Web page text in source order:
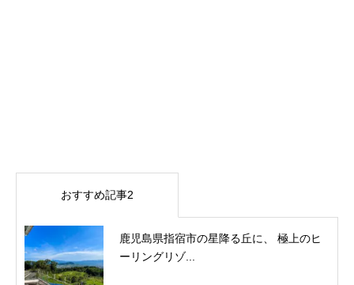
おすすめ記事2
鹿児島県指宿市の星降る丘に、 極上のヒ
ーリングリゾ...